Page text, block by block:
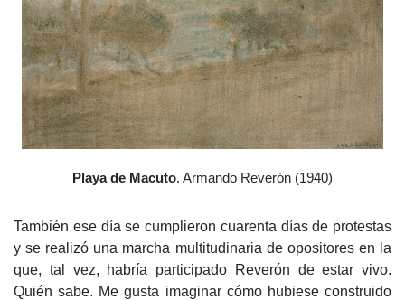
Playa de Macuto. Armando Reverón (1940)
También ese día se cumplieron cuarenta días de protestas
y se realizó una marcha multitudinaria de opositores en la
que, tal vez, habría participado Reverón de estar vivo.
Quién sabe. Me gusta imaginar cómo hubiese construido